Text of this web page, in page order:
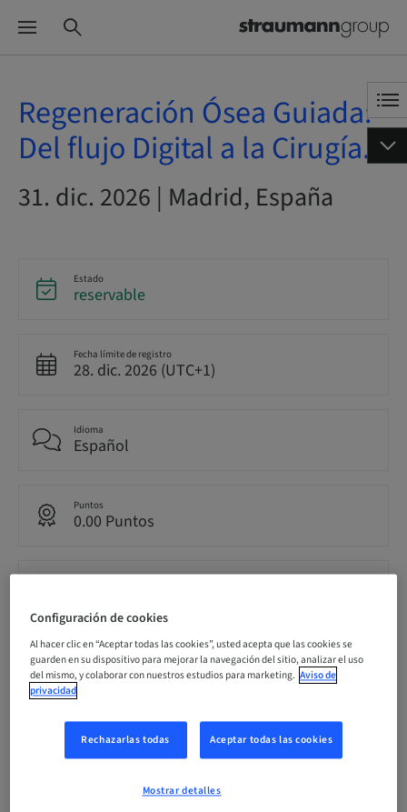
Regeneración Ósea Guiada:
Del flujo Digital a la Cirugía.
31. dic. 2026 | Madrid, España
Estado
reservable
Fecha límite de registro
28. dic. 2026 (UTC+1)
Idioma
Español
Puntos
0.00 Puntos
Información del ponente
Francisco Carroquino
Configuración de cookies
Al hacer clic en “Aceptar todas las cookies”, usted acepta que las cookies se
guarden en su dispositivo para mejorar la navegación del sitio, analizar el uso
del mismo, y colaborar con nuestros estudios para marketing. Aviso de
privacidad
Rechazarlas todas Aceptar todas las cookies
Mostrar detalles